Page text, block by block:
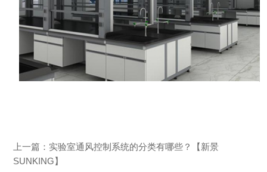
上一篇： 实验室通风控制系统的分类有哪些？【新景
SUNKING】